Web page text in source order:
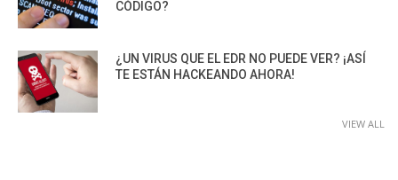
CÓDIGO?
¿UN VIRUS QUE EL EDR NO PUEDE VER? ¡ASÍ
TE ESTÁN HACKEANDO AHORA!
VIEW ALL